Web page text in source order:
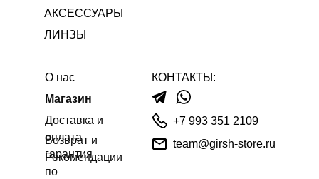
+7 993 351 2109
Магазин
О нас
team@girsh-store.ru
Рекомендации
по
Доставка и
оплата
КОНТАКТЫ:
Возврат и
гарантия
ЛИНЗЫ
АКСЕССУАРЫ